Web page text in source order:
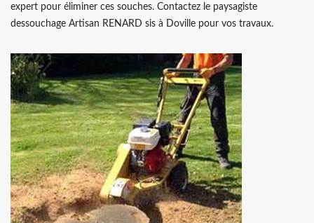
expert pour éliminer ces souches. Contactez le paysagiste
dessouchage Artisan RENARD sis à Doville pour vos travaux.